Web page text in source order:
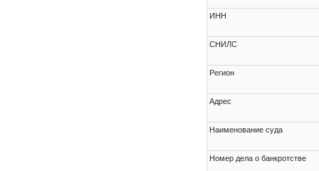
ИНН
СНИЛС
Регион
Адрес
Наименование суда
Номер дела о банкротстве